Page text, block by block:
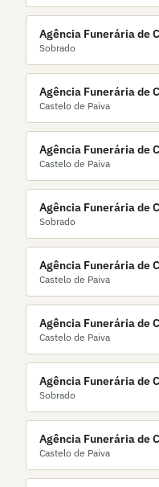
Agência Funerária de
Sobrado
Agência Funerária de
Ferreira
Castelo de Paiva
Agência Funerária de
Lda
Castelo de Paiva
Agência Funerária de
Silva
Sobrado
Agência Funerária de
Castelo de Paiva
Agência Funerária de
Lda.
Castelo de Paiva
Agência Funerária de
Dias
Sobrado
Agência Funerária de
Oliveira
Castelo de Paiva